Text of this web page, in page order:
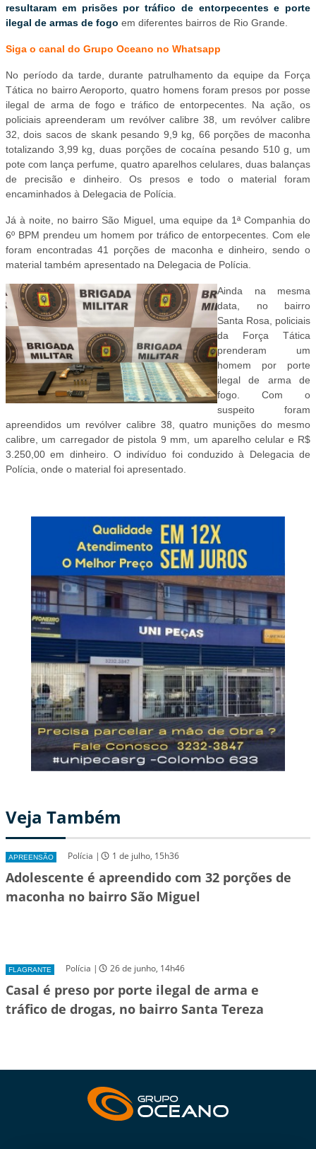
resultaram em prisões por tráfico de entorpecentes e porte
ilegal de armas de fogo em diferentes bairros de Rio Grande.
Siga o canal do Grupo Oceano no Whatsapp
No período da tarde, durante patrulhamento da equipe da Força
Tática no bairro Aeroporto, quatro homens foram presos por posse
ilegal de arma de fogo e tráfico de entorpecentes. Na ação, os
policiais apreenderam um revólver calibre 38, um revólver calibre
32, dois sacos de skank pesando 9,9 kg, 66 porções de maconha
totalizando 3,99 kg, duas porções de cocaína pesando 510 g, um
pote com lança perfume, quatro aparelhos celulares, duas balanças
de precisão e dinheiro. Os presos e todo o material foram
encaminhados à Delegacia de Polícia.
Já à noite, no bairro São Miguel, uma equipe da 1ª Companhia do
6º BPM prendeu um homem por tráfico de entorpecentes. Com ele
foram encontradas 41 porções de maconha e dinheiro, sendo o
material também apresentado na Delegacia de Polícia.
Ainda na mesma
data, no bairro
Santa Rosa, policiais
da Força Tática
prenderam um
homem por porte
ilegal de arma de
fogo. Com o
suspeito foram
apreendidos um revólver calibre 38, quatro munições do mesmo
calibre, um carregador de pistola 9 mm, um aparelho celular e R$
3.250,00 em dinheiro. O indivíduo foi conduzido à Delegacia de
Polícia, onde o material foi apresentado.
Veja Também
APREENSÃO Polícia | 1 de julho, 15h36
Adolescente é apreendido com 32 porções de
maconha no bairro São Miguel
FLAGRANTE Polícia | 26 de junho, 14h46
Casal é preso por porte ilegal de arma e
tráfico de drogas, no bairro Santa Tereza